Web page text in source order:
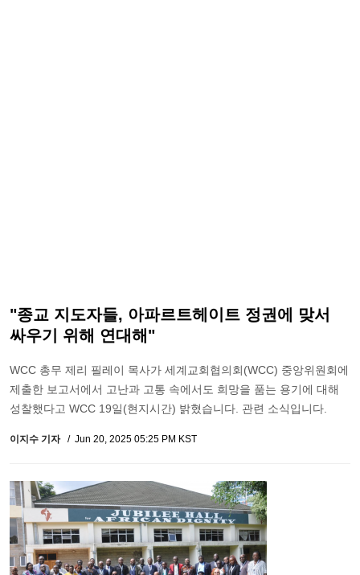
"종교 지도자들, 아파르트헤이트 정권에 맞서
싸우기 위해 연대해"
WCC 총무 제리 필레이 목사가 세계교회협의회(WCC) 중앙위원회에
제출한 보고서에서 고난과 고통 속에서도 희망을 품는 용기에 대해
성찰했다고 WCC 19일(현지시간) 밝혔습니다. 관련 소식입니다.
이지수 기자 Jun 20, 2025 05:25 PM KST